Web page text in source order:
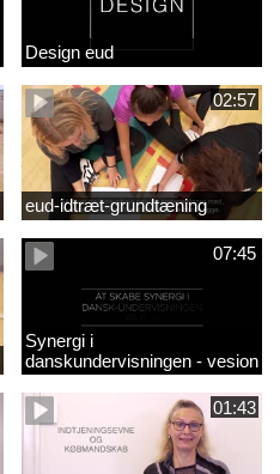
Design eud
02:57
eud-idtræt-grundtæning
07:45
Synergi i
danskundervisningen - vesion
2
01:43